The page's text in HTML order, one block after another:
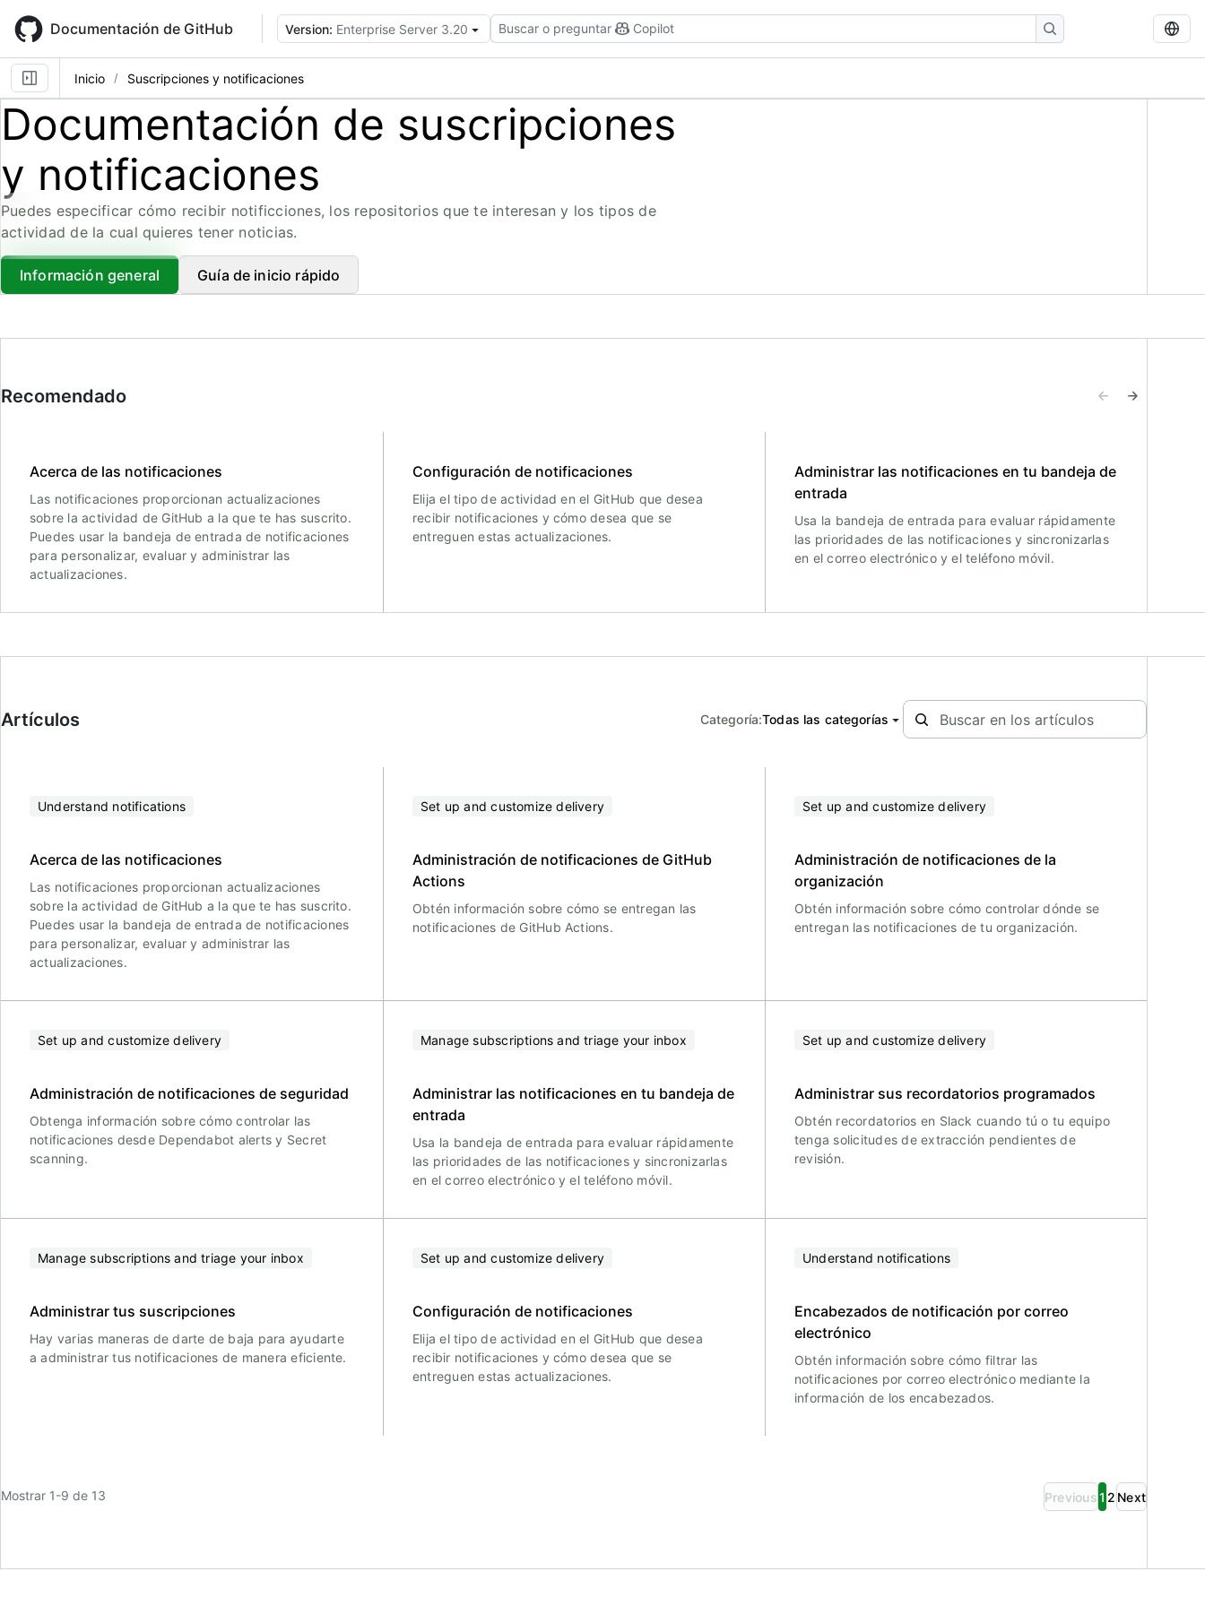
main
content
Documentación de GitHub Version: Enterprise Server 3.20 Buscar o preguntar Copilot
Inicio Suscripciones y notificaciones
Documentación de suscripciones
y notificaciones
Puedes especificar cómo recibir notificciones, los repositorios que te interesan y los tipos de
actividad de la cual quieres tener noticias.
Información general Guía de inicio rápido
Recomendado
Acerca de las notificaciones
Las notificaciones proporcionan actualizaciones
sobre la actividad de GitHub a la que te has suscrito.
Puedes usar la bandeja de entrada de notificaciones
para personalizar, evaluar y administrar las
actualizaciones.
Configuración de notificaciones
Elija el tipo de actividad en el GitHub que desea
recibir notificaciones y cómo desea que se
entreguen estas actualizaciones.
Administrar las notificaciones en tu bandeja de
entrada
Usa la bandeja de entrada para evaluar rápidamente
las prioridades de las notificaciones y sincronizarlas
en el correo electrónico y el teléfono móvil.
Artículos Categoría:Todas las categorías
Understand notifications
Acerca de las notificaciones
Las notificaciones proporcionan actualizaciones
sobre la actividad de GitHub a la que te has suscrito.
Puedes usar la bandeja de entrada de notificaciones
para personalizar, evaluar y administrar las
actualizaciones.
Set up and customize delivery
Administración de notificaciones de GitHub
Actions
Obtén información sobre cómo se entregan las
notificaciones de GitHub Actions.
Set up and customize delivery
Administración de notificaciones de la
organización
Obtén información sobre cómo controlar dónde se
entregan las notificaciones de tu organización.
Set up and customize delivery
Administración de notificaciones de seguridad
Obtenga información sobre cómo controlar las
notificaciones desde Dependabot alerts y Secret
scanning.
Manage subscriptions and triage your inbox
Administrar las notificaciones en tu bandeja de
entrada
Usa la bandeja de entrada para evaluar rápidamente
las prioridades de las notificaciones y sincronizarlas
en el correo electrónico y el teléfono móvil.
Set up and customize delivery
Administrar sus recordatorios programados
Obtén recordatorios en Slack cuando tú o tu equipo
tenga solicitudes de extracción pendientes de
revisión.
Manage subscriptions and triage your inbox
Administrar tus suscripciones
Hay varias maneras de darte de baja para ayudarte
a administrar tus notificaciones de manera eficiente.
Set up and customize delivery
Configuración de notificaciones
Elija el tipo de actividad en el GitHub que desea
recibir notificaciones y cómo desea que se
entreguen estas actualizaciones.
Understand notifications
Encabezados de notificación por correo
electrónico
Obtén información sobre cómo filtrar las
notificaciones por correo electrónico mediante la
información de los encabezados.
Mostrar 1-9 de 13 Previous1 2 Next